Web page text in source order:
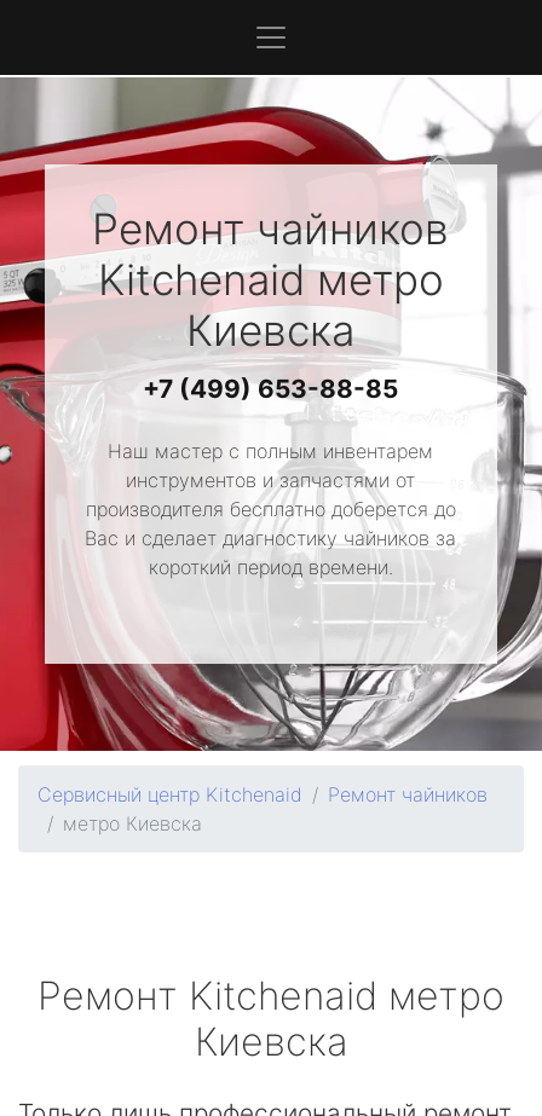
Ремонт чайников
Kitchenaidметро
Киевска
+7 (499) 653-88-85
Наш мастер с полным инвентарем
инструментов и запчастями от
производителя бесплатно доберется до
Вас и сделает диагностику чайников за
короткий период времени.
Сервисный центр Kitchenaid
Ремонт чайников
метро Киевска
Ремонт Kitchenaid метро
Киевска